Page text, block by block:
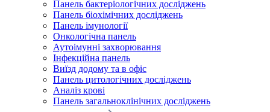
Панель бактеріологічних досліджень
Панель біохімічних досліджень
Панель імунології
Онкологічна панель
Аутоімунні захворювання
Інфекційна панель
Виїзд додому та в офіс
Панель цитологічних досліджень
Аналіз крові
Панель загальноклінічних досліджень